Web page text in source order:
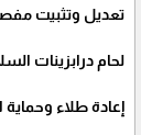
تعديل وتثبيت
لحام درابزينات
إعادة طلاء